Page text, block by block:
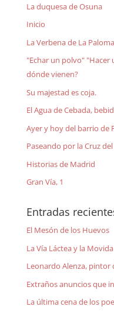
La duquesa de Osuna
Inicio
La Verbena de La
"Echar un polvo" "Hacer
dónde vienen?
Su majestad es coja.
El Agua de Cebada,
Ayer y hoy del barrio de
Paseando por la Cruz
Historias de Madrid
Gran Vía, 1
Entradas
El Mesón de los Huevos
La Vía Láctea y la Movida
Leonardo Alenza, pintor
Extraños anuncios que
La última cena de los